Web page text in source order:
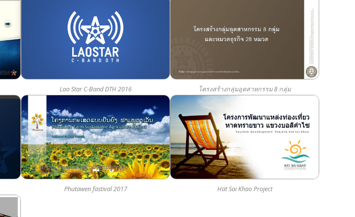
Lao Star C-Band DTH 2016 โครงสร้างกลุ่มอุตสาหกรรม 8 กลุ่ม
Phutawen fastival 2017 Hat Sai Khao Project